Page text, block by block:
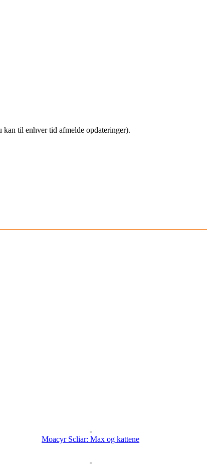
til enhver tid afmelde opdateringer).
Moacyr Scliar: Max og kattene